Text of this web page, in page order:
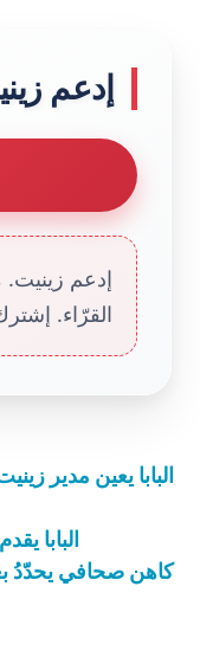
إدعم
إدعم
القرّاء.
البابا يعين مدير
البابا
كاهن صحافي يحدّدُ